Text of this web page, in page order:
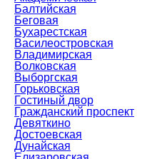
Балтийская
Беговая
Бухарестская
Василеостровская
Владимирская
Волковская
Выборгская
Горьковская
Гостиный двор
Гражданский проспект
Девяткино
Достоевская
Дунайская